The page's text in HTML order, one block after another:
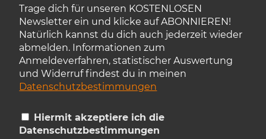
Trage dich für unseren KOSTENLOSEN
Newsletter ein und klicke auf ABONNIEREN!
Natürlich kannst du dich auch jederzeit wieder
abmelden. Informationen zum
Anmeldeverfahren, statistischer Auswertung
und Widerruf findest du in meinen
Datenschutzbestimmungen
Hiermit akzeptiere ich die
Datenschutzbestimmungen